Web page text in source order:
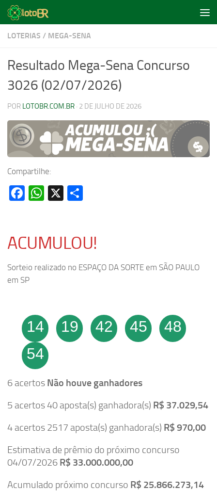
Skip to content
LOTERIAS / MEGA-SENA
Resultado Mega-Sena Concurso
3026 (02/07/2026)
POR LOTOBR.COM.BR · 2 DE JULHO DE 2026
Compartilhe:
Facebook
WhatsApp
X
ACUMULOU!
Sorteio realizado no ESPAÇO DA SORTE em SÃO PAULO
em SP
14 19 42 45
48
54
6 acertos Não houve ganhadores
5 acertos 40 aposta(s) ganhadora(s) R$ 37.029,54
4 acertos 2517 aposta(s) ganhadora(s) R$ 970,00
Estimativa de prêmio do próximo concurso
04/07/2026 R$ 33.000.000,00
Acumulado próximo concurso R$ 25.866.273,14